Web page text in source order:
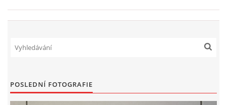
SMYSLOVÁ AKTIVITA
MONTESSORI AKTIVITA
POSLEDNÍ FOTOGRAFIE